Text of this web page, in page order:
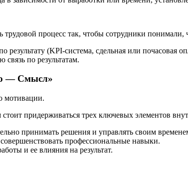
трудовой процесс так, чтобы сотрудники
результату (KPI-система, сдельная или
по результатам.
— Смысл»
мотивации.
стоит придерживаться трех ключевых элементов
принимать решения и управлять своим
профессиональные навыки.
и ее влияния на результат.